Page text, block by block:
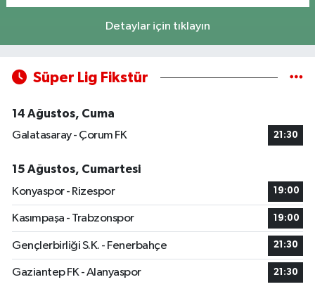
Detaylar için tıklayın
Süper Lig Fikstür
14 Ağustos, Cuma
Galatasaray - Çorum FK
21:30
15 Ağustos, Cumartesi
Konyaspor - Rizespor
19:00
Kasımpaşa - Trabzonspor 19:00
Gençlerbirliği S.K. - Fenerbahçe 21:30
Gaziantep FK - Alanyaspor 21:30